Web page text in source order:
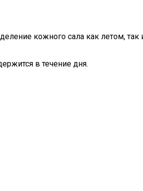
кожного сала как летом, так
в течение дня.